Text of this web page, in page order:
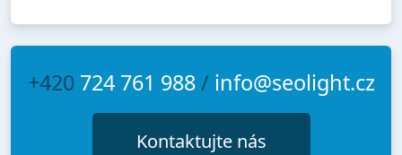
+420 724 761 988/ info@seolight.cz
Kontaktujte nás